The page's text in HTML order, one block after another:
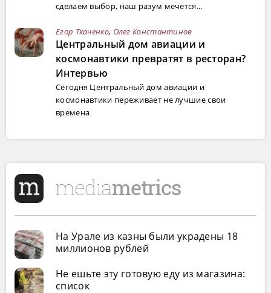
сделаем выбор, наш разум мечется...
Егор Ткаченко, Олег Константинов
Центральный дом авиации и
космонавтики превратят в ресторан?
Интервью
Сегодня Центральный дом авиации и
космонавтики переживает не лучшие свои
времена
На Урале из казны были украдены 18
миллионов рублей
Не ешьте эту готовую еду из магазина:
список